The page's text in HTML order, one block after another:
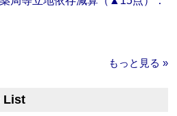
もっと見る »
List